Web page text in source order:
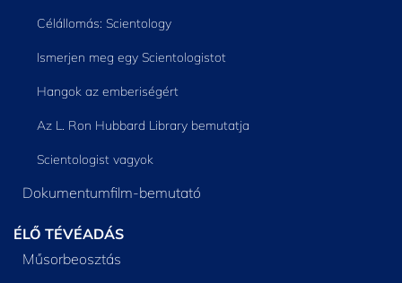
Célállomás: Scientology
Ismerjen meg egy Scientologistot
Hangok az emberiségért
Az L. Ron Hubbard Library bemutatja
Scientologist vagyok
Dokumentumfilm-bemutató
ÉLŐ TÉVÉADÁS
Műsorbeosztás